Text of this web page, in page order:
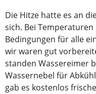
Die Hitze hatte es an
sich. Bei
Bedingungen für alle
wir waren gut
standen Wassereimer
Wassernebel für
gab es kostenlos